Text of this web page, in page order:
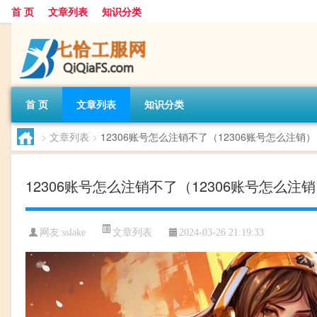
首 页 文章列表 知识分类
首 页 文章列表 知识分类
> 文章列表 > 12306账号怎么注销不了（12306账号怎么注销）
12306账号怎么注销不了（12306账号怎么注
网友:sslake 文章列表 2024-03-26 21:19:33